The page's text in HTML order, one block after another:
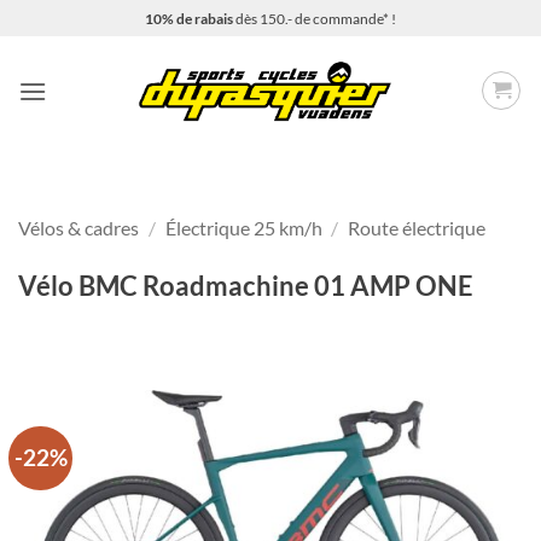
10% de rabaisdès 150.- de commande* !
Vélos & cadres / Électrique 25 km/h / Route électrique
Vélo BMC Roadmachine 01 AMP ONE
-22%